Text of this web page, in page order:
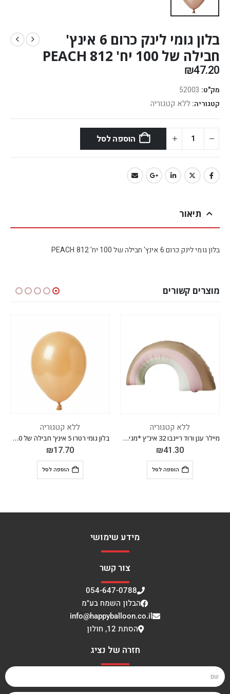
בלון גומי לינק כרום 6 אינץ'
חבילה של 100 יח' PEACH 812
₪47.20
מק"ט: 52003
קטגוריה: ללא קטגוריה
הוספה לסל
תיאור
בלון גומי לינק כרום 6 אינץ' חבילה של 100 יח' PEACH 812
מוצרים קשורים
מיילר ענן ורוד ריינבו 32 אינ"ץ *מגיע בסיטונאות חבילה של 5 יח'*
ללא קטגוריה
בלון גומי רטרו 5 אינץ' חבילה של 100 יח' APRICOT 018
ללא קטגוריה
מידע שימושי
צור קשר
054-647-0788
הבלון השמח בע"מ
info@happyballoon.co.il
הסתת 12, חולון
חזרה של נציג